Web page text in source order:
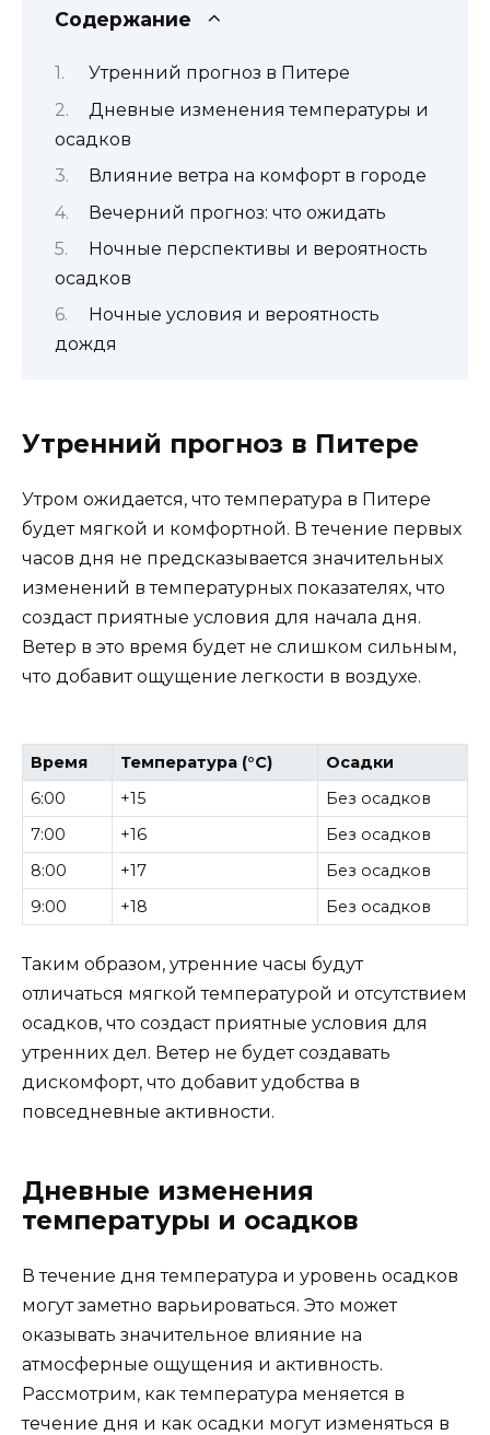
Содержание
Утренний прогноз в Питере
Дневные изменения температуры и
осадков
Влияние ветра на комфорт в городе
Вечерний прогноз: что ожидать
Ночные перспективы и вероятность
осадков
Ночные условия и вероятность
дождя
Утренний прогноз в Питере
Утром ожидается, что температура в Питере
будет мягкой и комфортной. В течение первых
часов дня не предсказывается значительных
изменений в температурных показателях, что
создаст приятные условия для начала дня.
Ветер в это время будет не слишком сильным,
что добавит ощущение легкости в воздухе.
Время Температура (°C)
Осадки
6:00
+15
Без осадков
7:00
+16
Без осадков
8:00
+17
Без осадков
9:00
+18 Без осадков
Таким образом, утренние часы будут
отличаться мягкой температурой и отсутствием
осадков, что создаст приятные условия для
утренних дел. Ветер не будет создавать
дискомфорт, что добавит удобства в
повседневные активности.
Дневные изменения
температуры и осадков
В течение дня температура и уровень осадков
могут заметно варьироваться. Это может
оказывать значительное влияние на
атмосферные ощущения и активность.
Рассмотрим, как температура меняется в
течение дня и как осадки могут изменяться в